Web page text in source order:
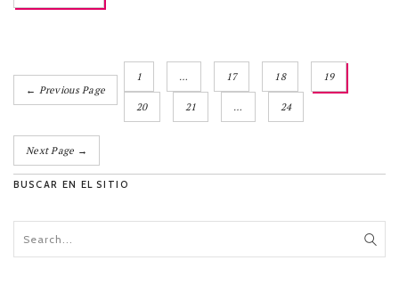
← Previous Page
1 … 17 18 19
20 21 … 24
Next Page →
BUSCAR EN EL SITIO